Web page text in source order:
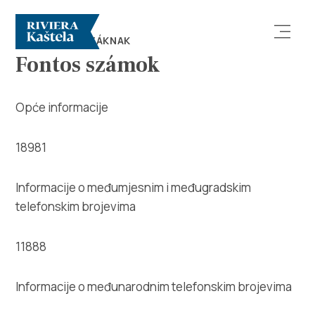
Rendeltetési hely
Mit kell tenni?
Info
TIPPEK TURISTÁKNAK
Fontos számok
Opće informacije
18981
Informacije o međumjesnim i međugradskim
telefonskim brojevima
11888
Informacije o međunarodnim telefonskim brojevima